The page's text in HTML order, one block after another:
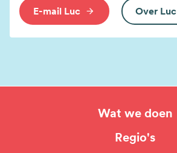
E-mail Luc Over Luc
Wat we doen
Regio's